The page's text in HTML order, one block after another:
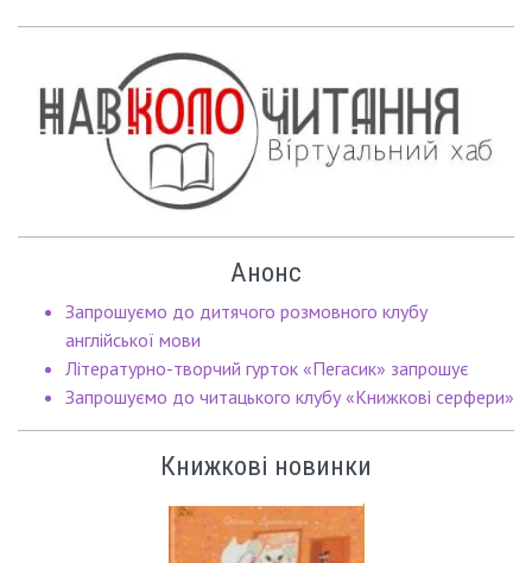
Анонс
Запрошуємо до дитячого розмовного клубу
англійської мови
Літературно-творчий гурток «Пегасик» запрошує
Запрошуємо до читацького клубу «Книжкові серфери»
Книжкові новинки